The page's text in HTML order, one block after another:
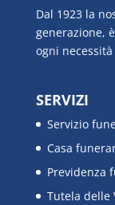
Dal 1923 la
generazione,
ogni
SERVIZI
Servizio
Casa
Previdenza
Tutela delle